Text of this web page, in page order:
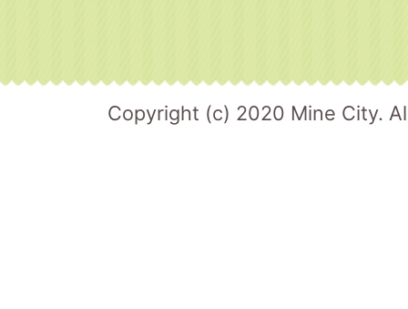
Copyright (c) 2020 Mine City.